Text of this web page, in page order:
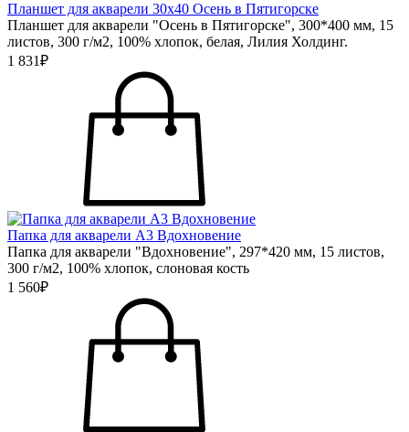
Планшет для акварели 30х40 Осень в Пятигорске
Планшет для акварели "Осень в Пятигорске", 300*400 мм, 15
листов, 300 г/м2, 100% хлопок, белая, Лилия Холдинг.
1 831₽
Папка для акварели А3 Вдохновение
Папка для акварели "Вдохновение", 297*420 мм, 15 листов,
300 г/м2, 100% хлопок, слоновая кость
1 560₽